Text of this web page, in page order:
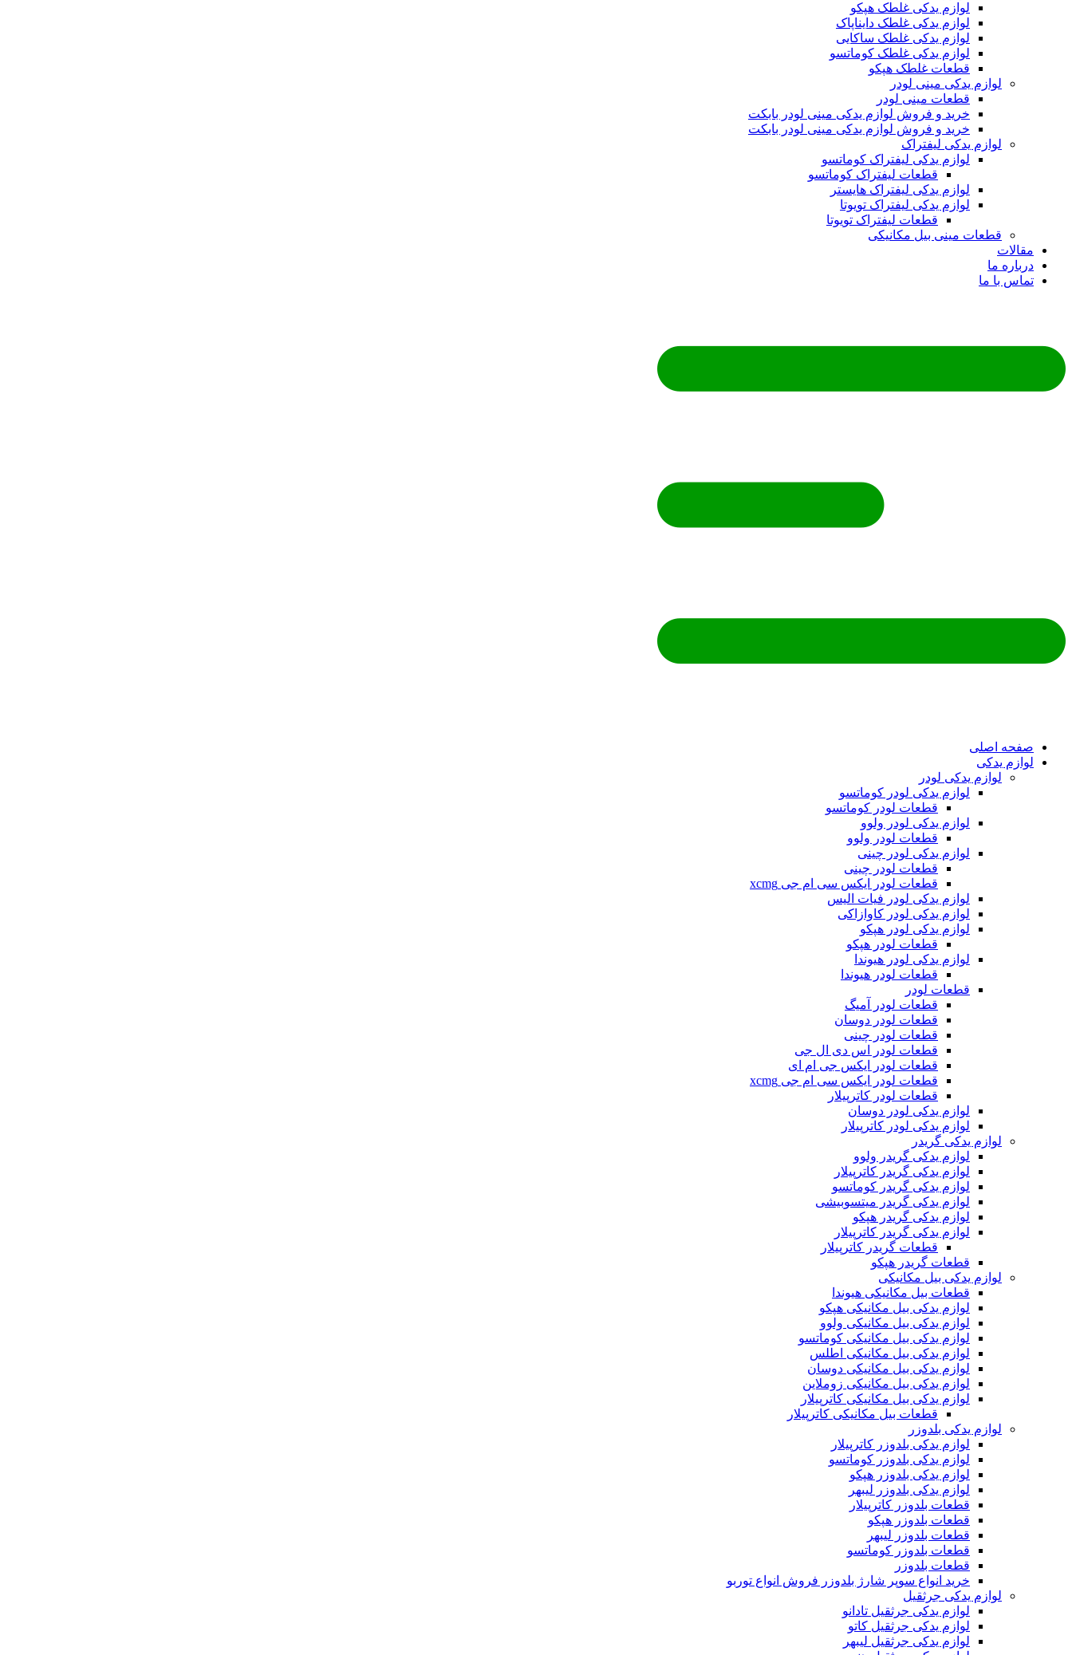
لوازم یدکی غلطک هپکو
لوازم یدکی غلطک دایناپاک
لوازم یدکی غلطک ساکایی
لوازم یدکی غلطک کوماتسو
قطعات غلطک هپکو
لوازم یدکی مینی لودر
قطعات مینی لودر
خرید و فروش لوازم یدکی مینی لودر بابکت
خرید و فروش لوازم یدکی مینی لودر بابکت
لوازم یدکی لیفتراک
لوازم یدکی لیفتراک کوماتسو
قطعات لیفتراک کوماتسو
لوازم یدکی لیفتراک هایستر
لوازم یدکی لیفتراک تویوتا
قطعات لیفتراک تویوتا
قطعات مینی بیل مکانیکی
مقالات
درباره ما
تماس با ما
صفحه اصلی
لوازم یدکی
لوازم یدکی لودر
لوازم یدکی لودر کوماتسو
قطعات لودر کوماتسو
لوازم یدکی لودر ولوو
قطعات لودر ولوو
لوازم یدکی لودر چینی
قطعات لودر چینی
قطعات لودر ایکس سی ام جی xcmg
لوازم یدکی لودر فیات الیس
لوازم یدکی لودر کاوازاکی
لوازم یدکی لودر هپکو
قطعات لودر هپکو
لوازم یدکی لودر هیوندا
قطعات لودر هیوندا
قطعات لودر
قطعات لودر آمیگ
قطعات لودر دوسان
قطعات لودر چینی
قطعات لودر اس دی ال جی
قطعات لودر ایکس جی ام ای
قطعات لودر ایکس سی ام جی xcmg
قطعات لودر کاترپیلار
لوازم یدکی لودر دوسان
لوازم یدکی لودر کاترپیلار
لوازم یدکی گریدر
لوازم یدکی گریدر ولوو
لوازم یدکی گریدر کاترپیلار
لوازم یدکی گریدر کوماتسو
لوازم یدکی گریدر میتسوبیشی
لوازم یدکی گریدر هپکو
لوازم یدکی گریدر کاترپیلار
قطعات گریدر کاترپیلار
قطعات گریدر هپکو
لوازم یدکی بیل مکانیکی
قطعات بیل مکانیکی هیوندا
لوازم یدکی بیل مکانیکی هپکو
لوازم یدکی بیل مکانیکی ولوو
لوازم یدکی بیل مکانیکی کوماتسو
لوازم یدکی بیل مکانیکی اطلس
لوازم یدکی بیل مکانیکی دوسان
لوازم یدکی بیل مکانیکی زوملاین
لوازم یدکی بیل مکانیکی کاترپیلار
قطعات بیل مکانیکی کاترپیلار
لوازم یدکی بلدوزر
لوازم یدکی بلدوزر کاترپیلار
لوازم یدکی بلدوزر کوماتسو
لوازم یدکی بلدوزر هپکو
لوازم یدکی بلدوزر لیبهر
قطعات بلدوزر کاترپیلار
قطعات بلدوزر هپکو
قطعات بلدوزر لیبهر
قطعات بلدوزر کوماتسو
قطعات بلدوزر
خرید انواع سوپر شارژ بلدوزر فروش انواع توربو
لوازم یدکی جرثقیل
لوازم یدکی جرثقیل تادانو
لوازم یدکی جرثقیل کاتو
لوازم یدکی جرثقیل لیبهر